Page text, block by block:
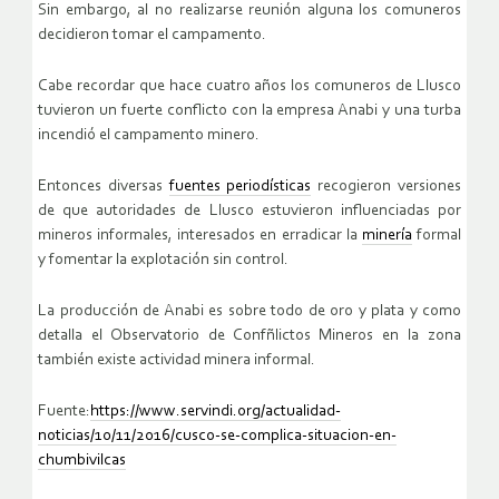
Sin embargo, al no realizarse reunión alguna los comuneros
decidieron tomar el campamento.
Cabe recordar que hace cuatro años los comuneros de Llusco
tuvieron un fuerte conflicto con la empresa Anabi y una turba
incendió el campamento minero.
Entonces diversasfuentes periodísticas recogieron versiones
de que autoridades de Llusco estuvieron influenciadas por
mineros informales, interesados en erradicar la mineríaformal
y fomentar la explotación sin control.
La producción de Anabi es sobre todo de oro y plata y como
detalla el Observatorio de Confñlictos Mineros en la zona
también existe actividad minera informal.
Fuente: https://www.servindi.org/actualidad-
noticias/10/11/2016/cusco-se-complica-situacion-en-
chumbivilcas